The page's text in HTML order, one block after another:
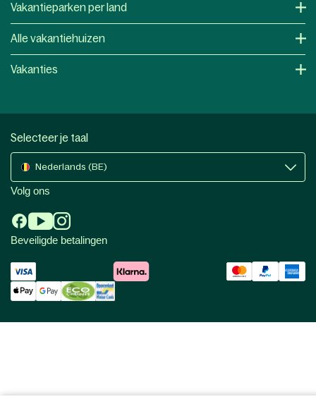
Vakantieparken per land
Alle vakantiehuizen
Vakanties
Selecteer je taal
Nederlands (BE)
Volg ons
Beveiligde betalingen